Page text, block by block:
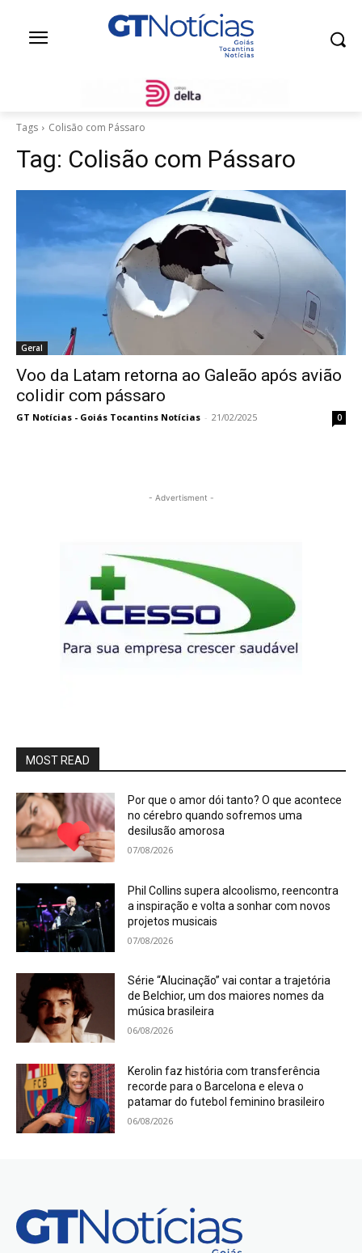
Tags Colisão com Pássaro
Tag: Colisão com Pássaro
Geral
Voo da Latam retorna ao Galeão após avião
colidir com pássaro
GT Notícias - Goiás Tocantins Notícias - 21/02/2025 0
- Advertisment -
MOST READ
Por que o amor dói tanto? O que acontece
no cérebro quando sofremos uma
desilusão amorosa
07/08/2026
Phil Collins supera alcoolismo, reencontra
a inspiração e volta a sonhar com novos
projetos musicais
07/08/2026
Série “Alucinação” vai contar a trajetória
de Belchior, um dos maiores nomes da
música brasileira
06/08/2026
Kerolin faz história com transferência
recorde para o Barcelona e eleva o
patamar do futebol feminino brasileiro
06/08/2026